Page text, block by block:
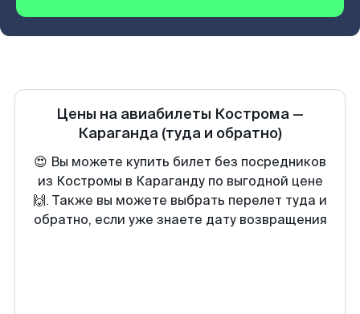
Цены на авиабилеты Кострома —
Караганда (туда и обратно)
😍 Вы можете купить билет без посредников
из Костромы в Караганду по выгодной цене
🙌. Также вы можете выбрать перелет туда и
обратно, если уже знаете дату возвращения